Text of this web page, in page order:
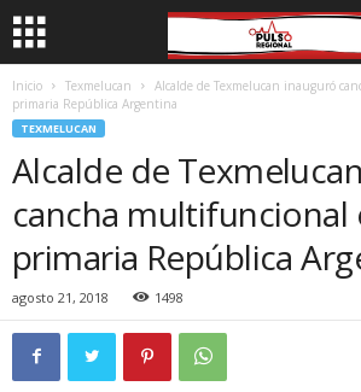
Inicio Texmelucan
Alcalde de Texmelucan inauguró
primaria República Argentina
TEXMELUCAN
Alcalde de
cancha multifuncional
primaria República
agosto 21, 2018 1498